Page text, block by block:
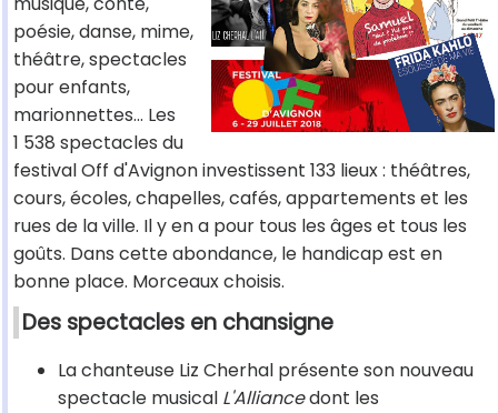
poésie, danse, mime,
théâtre, spectacles
pour enfants,
marionnettes… Les
1 538 spectacles du
festival Off d'Avignon investissent 133 lieux : théâtres,
cours, écoles, chapelles, cafés, appartements et les
rues de la ville. Il y en a pour tous les âges et tous les
goûts. Dans cette abondance, le handicap est en
bonne place. Morceaux choisis.
Des spectacles en chansigne
La chanteuse Liz Cherhal présente son nouveau
spectacle musical L'Alliancedont les